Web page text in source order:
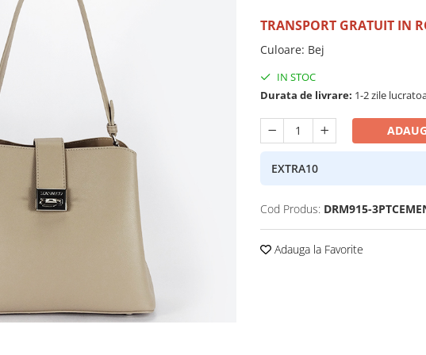
TRANSPORT GRATUIT IN
Culoare: Bej
IN STOC
Durata de livrare: 1-2 zile
EXTRA10
Cod Produs: DRM915-
Adauga la Favorite